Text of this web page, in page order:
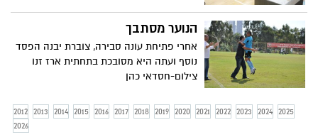
הנוער מסתבך
אחרי פתיחת עונה סבירה, צוברת יבנה הפסד
נוסף ועתה היא מסובכת בתחתית ארז זנו
צילום-חסדאי כהן
2012 2013 2014 2015 2016 2017 2018 2019 2020 2021 2022 2023 2024 2025
2026